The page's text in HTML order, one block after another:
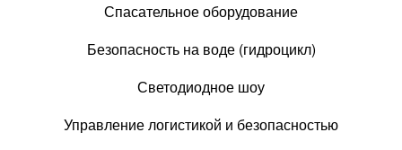
Спасательное оборудование
Безопасность на воде (гидроцикл)
Светодиодное шоу
Управление логистикой и безопасностью